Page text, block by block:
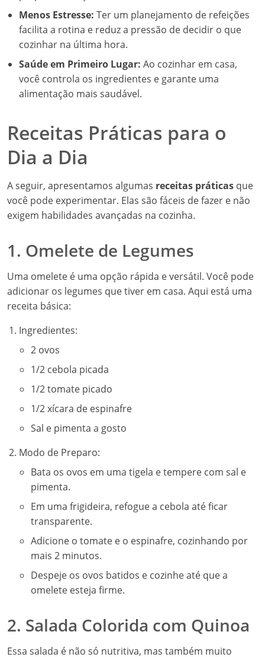
Menos Estresse: Ter um planejamento de refeições
facilita a rotina e reduz a pressão de decidir o que
cozinhar na última hora.
Saúde em Primeiro Lugar: Ao cozinhar em casa,
você controla os ingredientes e garante uma
alimentação mais saudável.
Receitas Práticas para o
Dia a Dia
A seguir, apresentamos algumas receitas práticas que
você pode experimentar. Elas são fáceis de fazer e não
exigem habilidades avançadas na cozinha.
1. Omelete de Legumes
Uma omelete é uma opção rápida e versátil. Você pode
adicionar os legumes que tiver em casa. Aqui está uma
receita básica:
Ingredientes:
2 ovos
1/2 cebola picada
1/2 tomate picado
1/2 xícara de espinafre
Sal e pimenta a gosto
Modo de Preparo:
Bata os ovos em uma tigela e tempere com sal e
pimenta.
Em uma frigideira, refogue a cebola até ficar
transparente.
Adicione o tomate e o espinafre, cozinhando por
mais 2 minutos.
Despeje os ovos batidos e cozinhe até que a
omelete esteja firme.
2. Salada Colorida com Quinoa
Essa salada é não só nutritiva, mas também muito